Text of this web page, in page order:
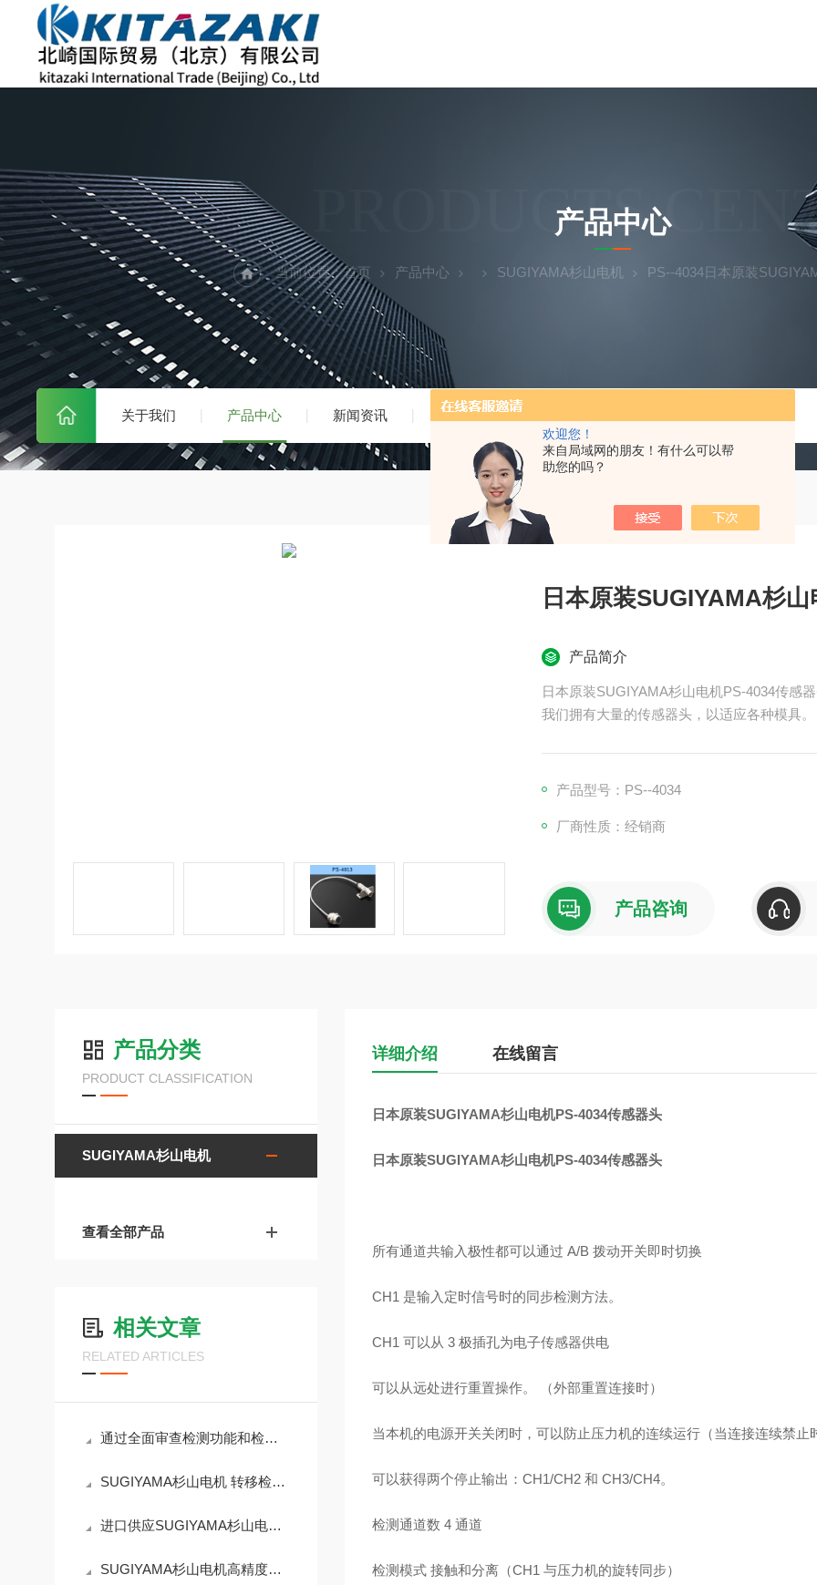
欢迎您！
来自局域网的朋友！有什么可以帮
助您的吗？
关于我们 产品中心 新闻资讯 技术文章
PRODUCTS
产品中心
当前位置：首页 产品中心 SUGIYAMA杉山电机 PS--4034日本原装
日本原装SUGIYAMA杉
产品简介
日本原装SUGIYAMA杉山电机PS-4034传感
我们拥有大量的传感器头，以适应各种模具。
产品型号：PS--4034
厂商性质：经销商
产品咨询
产品分类
PRODUCT CLASSIFICATION
SUGIYAMA杉山电机
查看全部产品
相关文章
RELATED ARTICLES
通过全面审查检测功能和检测电路来完成的PS-662错误检测器
SUGIYAMA杉山电机 转移检测器PS-524
进口供应SUGIYAMA杉山电机PS-484高精度废品检测仪
SUGIYAMA杉山电机高精度废品检测仪PS-488
详细介绍 在线留言
日本原装SUGIYAMA杉山电机PS-4034传感器头
日本原装SUGIYAMA杉山电机PS-4034传感器头
所有通道共输入极性都可以通过 A/B 拨动开关即时切换
CH1 是输入定时信号时的同步检测方法。
CH1 可以从 3 极插孔为电子传感器供电
可以从远处进行重置操作。 （外部重置连接时）
当本机的电源开关关闭时，可以防止压力机的连续运行（当连接连续禁止
可以获得两个停止输出：CH1/CH2 和 CH3/CH4。
检测通道数 4 通道
检测模式 接触和分离（CH1 与压力机的旋转同步）